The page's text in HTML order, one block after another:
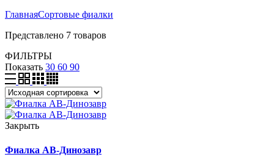
ГлавнаяСортовые фиалки
Представлено 7 товаров
ФИЛЬТРЫ
Показать 30 60 90
Закрыть
Фиалка АВ-Динозавр